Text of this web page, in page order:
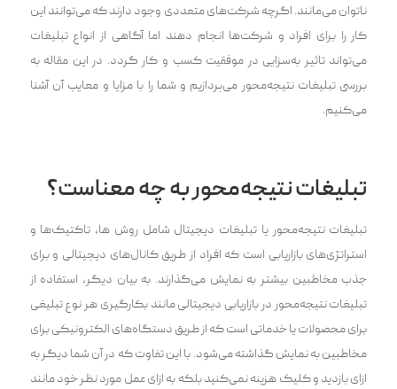
ناتوان می‌مانند. اگرچه شرکت‌های متعددی وجود دارند که می‌توانند این
کار را برای افراد و شرکت‌ها انجام دهند اما آگاهی از انواع تبلیغات
می‌تواند تاثیر به‌سزایی در موفقیت کسب و کار گردد. در این مقاله به
بررسی تبلیغات ‌‌نتیجه‌محور می‌پردازیم و شما را با مزایا و معایب آن آشنا
می‌کنیم.
تبلیغات ‌‌نتیجه‌محور به چه معناست؟
تبلیغات ‌‌نتیجه‌محور یا تبلیغات دیجیتال شامل روش ها، تاکتیک‌ها و
استراتژی‌های بازاریابی است که افراد از طریق کانال‌های دیجیتالی و برای
جذب مخاطبین بیشتر به نمایش می‌گذارند. به بیان دیگر، استفاده از
تبلیغات ‌‌نتیجه‌محور در بازاریابی دیجیتالی مانند بکارگیری هر نوع تبلیغی
برای محصولات یا خدماتی است که از طریق دستگاه‌های الکترونیکی برای
مخاطبین به نمایش گذاشته می‌شود. با این تفاوت که در آن شما دیگر به
ازای بازدید و کلیک هزینه نمی‌کنید بلکه به ازای عمل مورد نظر خود مانند